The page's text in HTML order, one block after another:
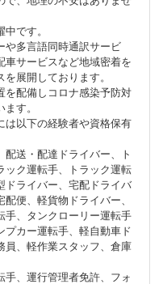
です。
多言語同時通訳サービ
車サービスなど地域密着を
展開しております。
配備しコロナ感染予防対
す。
以下の経験者や資格保有
配送・配達ドライバー、ト
ック運転手、トラック運転
ドライバー、宅配ドライバ
便、軽貨物ドライバー、
手、タンクローリー運転手
プカー運転手、軽自動車ド
員、軽作業スタッフ、倉庫
手、運行管理者免許、フォ